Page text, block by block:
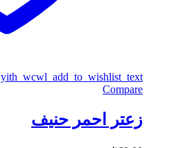
yith_wcwl_add_to_wishlist_text
Compare
زعتر احمر حنيف